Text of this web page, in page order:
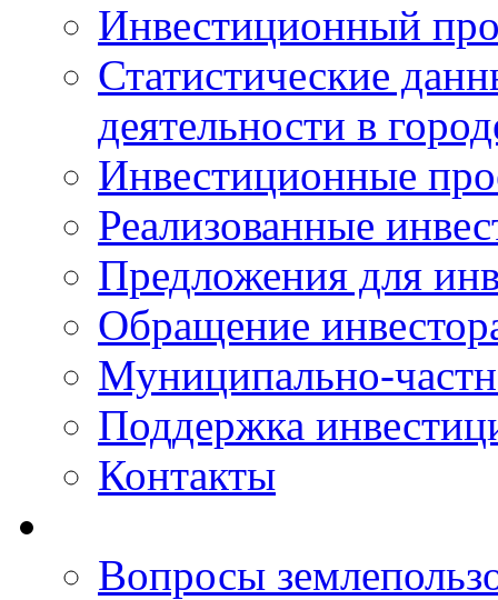
Инвестиционный
Статистические
деятельности в
Инвестиционные
Реализованные
Предложения для
Обращение
Муниципально-
Поддержка
Контакты
Вопросы